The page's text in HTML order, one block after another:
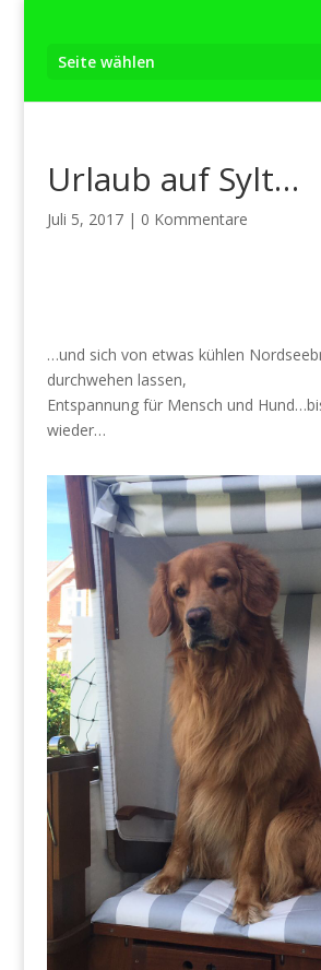
Seite wählen
Urlaub auf Sylt…
Juli 5, 2017| 0 Kommentare
…und sich von etwas kühlen
durchwehen lassen,
Entspannung für Mensch und
wieder…